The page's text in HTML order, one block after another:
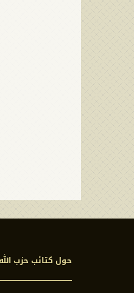
حول كتائب حزب الله